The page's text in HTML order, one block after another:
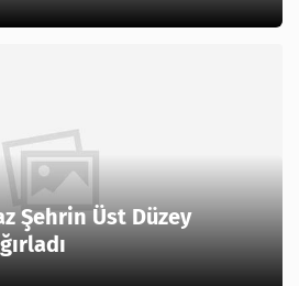
Şehrin Üst Düzey